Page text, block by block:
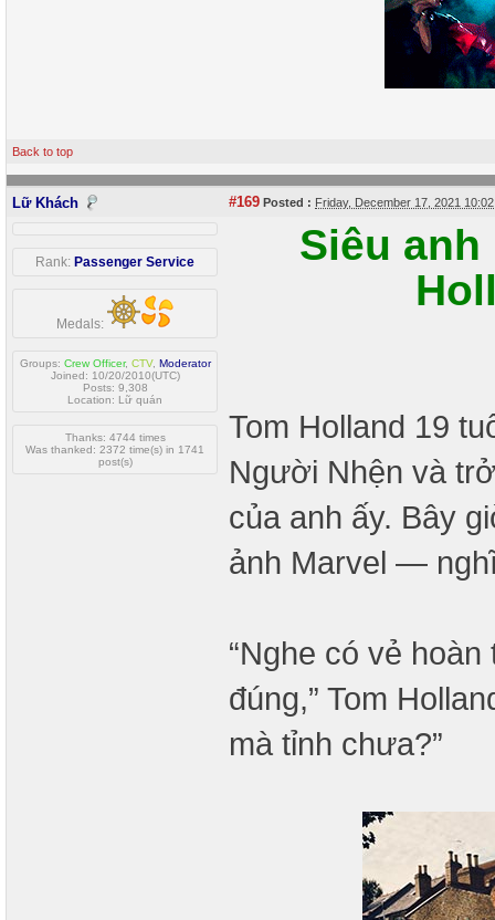
Back to top
Lữ Khách #169 Posted : Friday, December 17, 2021
Rank: Passenger Service
Medals:
Groups: Crew Officer, CTV, Moderator
Joined: 10/20/2010(UTC)
Posts: 9,308
Location: Lữ quán
Thanks: 4744 times
Was thanked: 2372 time(s) in 1741
post(s)
Siêu anh
Tom Holland 19
Người Nhện và
của anh ấy. Bây
ảnh Marvel —
“Nghe có vẻ
đúng,” Tom
mà tỉnh chưa?”